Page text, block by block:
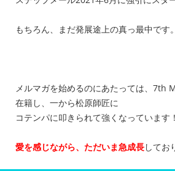
もちろん、まだ発展途上の真っ最中です。
メルマガを始めるのにあたっては、7th
在籍し、一から松原師匠に
コテンパに叩きられて強くなっています！
愛を感じながら、ただいま急成長してお